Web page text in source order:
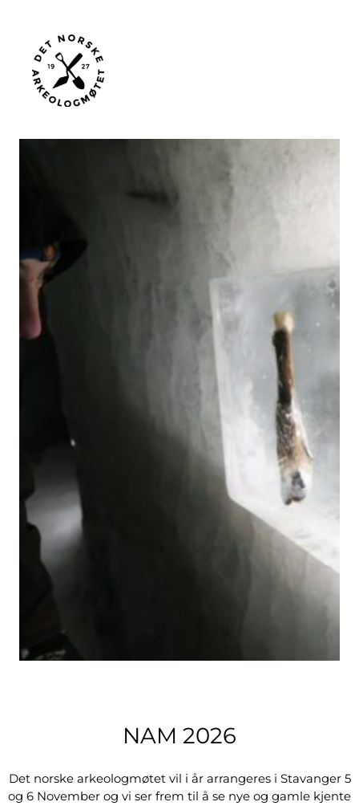
innhold
NAM 2026
Det norske arkeologmøtet vil i år arrangeres i Stavanger 5
og 6 November og vi ser frem til å se nye og gamle kjente